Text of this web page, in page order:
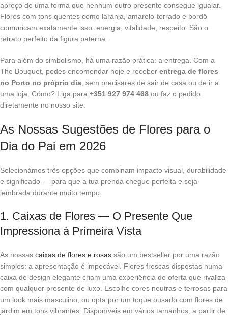
apreço de uma forma que nenhum outro presente consegue igualar.
Flores com tons quentes como laranja, amarelo-torrado e bordô
comunicam exatamente isso: energia, vitalidade, respeito. São o
retrato perfeito da figura paterna.
Para além do simbolismo, há uma razão prática: a entrega. Com a
The Bouquet, podes encomendar hoje e receber entrega de flores
no Porto no próprio dia , sem precisares de sair de casa ou de ir a
uma loja. Cómo? Liga para +351 927 974 468 ou faz o pedido
diretamente no nosso site.
As Nossas Sugestões de Flores para o
Dia do Pai em 2026
Selecionámos três opções que combinam impacto visual, durabilidade
e significado — para que a tua prenda chegue perfeita e seja
lembrada durante muito tempo.
1. Caixas de Flores — O Presente Que
Impressiona à Primeira Vista
As nossas caixas de flores e rosas são um bestseller por uma razão
simples: a apresentação é impecável. Flores frescas dispostas numa
caixa de design elegante criam uma experiência de oferta que rivaliza
com qualquer presente de luxo. Escolhe cores neutras e terrosas para
um look mais masculino, ou opta por um toque ousado com flores de
jardim em tons vibrantes. Disponíveis em vários tamanhos, a partir de